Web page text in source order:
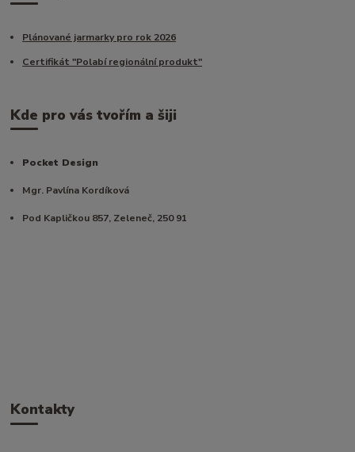
Plánované jarmarky pro rok 2026
Certifikát "Polabí regionální produkt"
Kde pro vás tvořím a šiji
Pocket Design
Mgr. Pavlína Kordíková
Pod Kapličkou 857, Zeleneč, 250 91
Kontakty